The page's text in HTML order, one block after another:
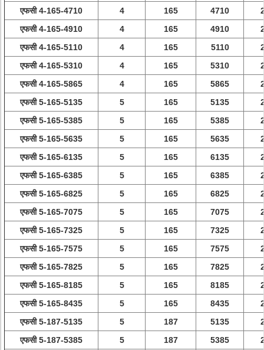
एफसी 4-165-4710
4 165 4710
एफसी 4-165-4910
4 165 4910
एफसी 4-165-5110
4 165 5110
एफसी 4-165-5310
4 165 5310
एफसी 4-165-5865
4 165 5865
एफसी 5-165-5135
5 165 5135
एफसी 5-165-5385
5 165 5385
एफसी 5-165-5635
5 165 5635
एफसी 5-165-6135
5 165 6135
एफसी 5-165-6385
5 165 6385
एफसी 5-165-6825
5 165 6825
एफसी 5-165-7075
5 165 7075
एफसी 5-165-7325
5 165 7325
एफसी 5-165-7575
5 165 7575
एफसी 5-165-7825
5 165 7825
एफसी 5-165-8185
5 165 8185
एफसी 5-165-8435
5 165 8435
एफसी 5-187-5135
5 187 5135
एफसी 5-187-5385
5 187 5385